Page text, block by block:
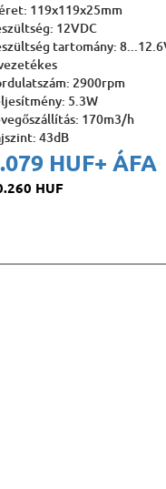
119x119x25mm
12VDC
tartomány:
2900rpm
5.3W
170m3/h
43dB
HUF+ ÁFA
HUF